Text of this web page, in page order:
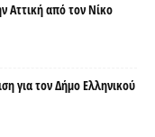
Αττική από τον Νίκο
για τον Δήμο Ελληνικού